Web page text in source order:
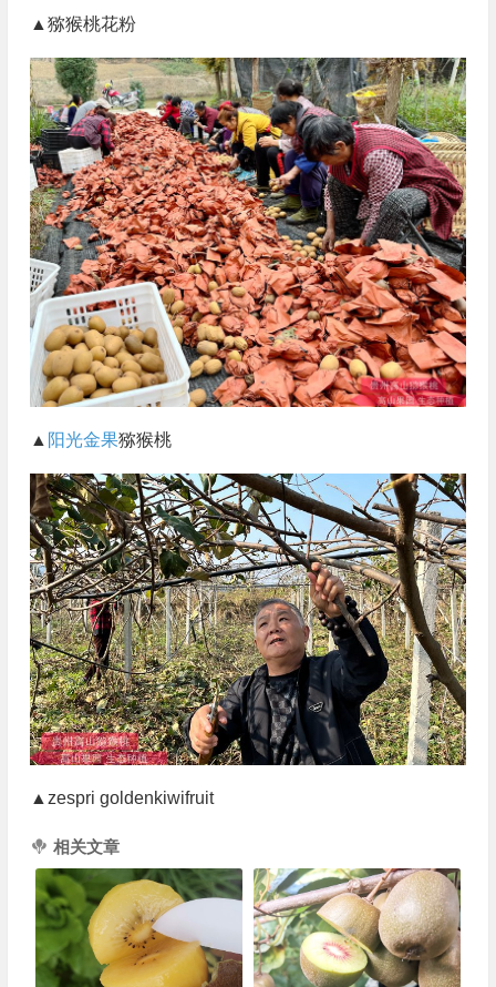
▲猕猴桃花粉
▲ 阳光金果猕猴桃
▲zespri goldenkiwifruit
相关文章